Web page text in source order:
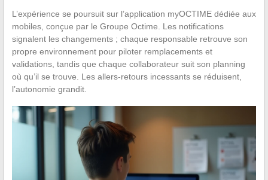
L’expérience se poursuit sur l’application myOCTIME dédiée aux
mobiles, conçue par le Groupe Octime. Les notifications
signalent les changements ; chaque responsable retrouve son
propre environnement pour piloter remplacements et
validations, tandis que chaque collaborateur suit son planning
où qu’il se trouve. Les allers-retours incessants se réduisent,
l’autonomie grandit.